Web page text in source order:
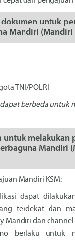
dokumen untuk
Mandiri (Mandiri
TNI/POLRI
berbeda untuk
untuk melakukan
Mandiri
Mandiri KSM:
dapat
terdekat dan
Mandiri dan channel
berlaku untuk